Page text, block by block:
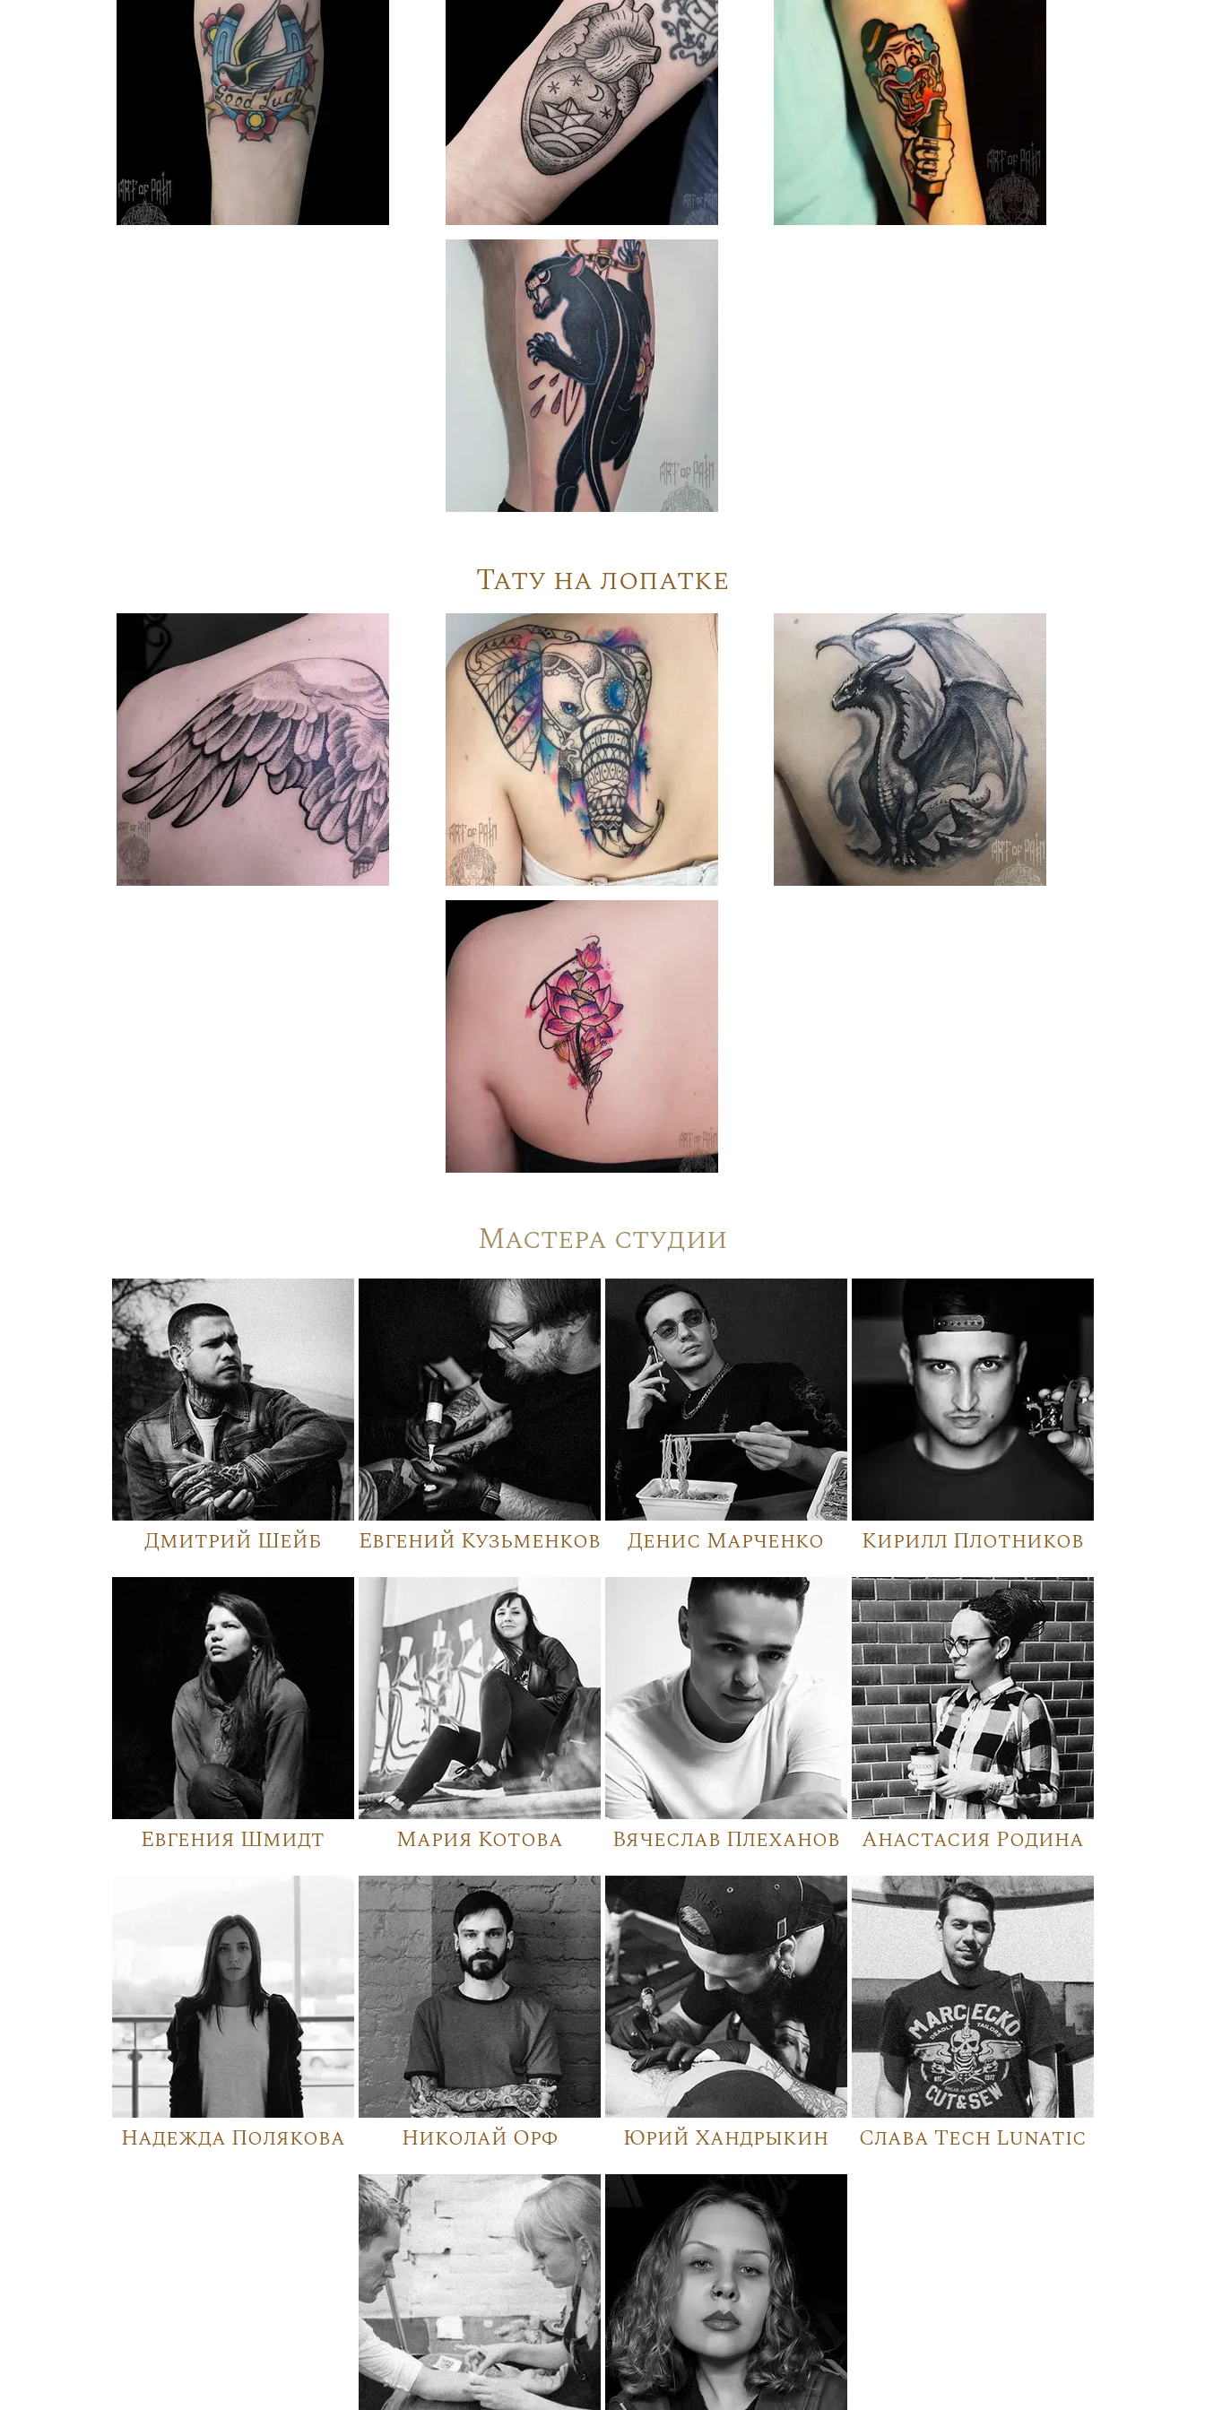
Тату на лопатке
Мастера студии
Дмитрий Шейб Евгений Кузьменков Денис Марченко Кирилл Плотников
Евгения Шмидт Мария Котова Вячеслав Плеханов Анастасия Родина
Надежда Полякова Николай Орф Юрий Хандрыкин Слава Tech Lunatic